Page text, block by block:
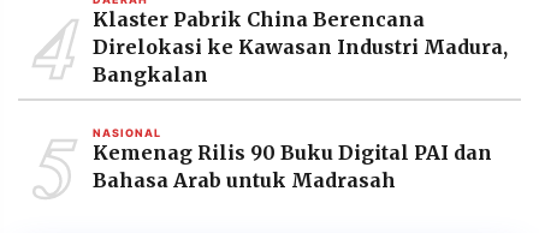
4
Klaster Pabrik China Berencana
Direlokasi ke Kawasan Industri Madura,
Bangkalan
5 NASIONAL
Kemenag Rilis 90 Buku Digital PAI dan
Bahasa Arab untuk Madrasah